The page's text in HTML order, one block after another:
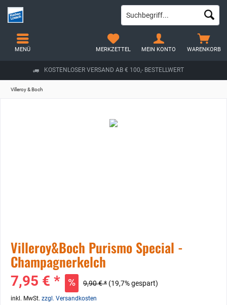
KOSTENLOSER VERSAND AB € 100,- BESTELLWERT
WARENKORB
MERKZETTEL MEIN KONTO
MENÜ
Villeroy & Boch
Villeroy&Boch Purismo Special -
Champagnerkelch
7,95 € * 9,90 € * (19,7% gespart)
inkl. MwSt. zzgl. Versandkosten